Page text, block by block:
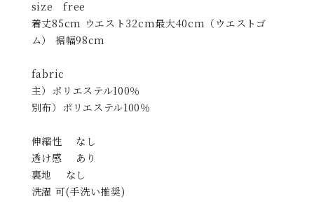
size free
着丈85cm ウエスト32cm最大40cm（ウエストゴ
ム） 裾幅98cm
fabric
主）ポリエステル100％
別布）ポリエステル100％
伸縮性 なし
透け感 あり
裏地 なし
洗濯 可(手洗い推奨)